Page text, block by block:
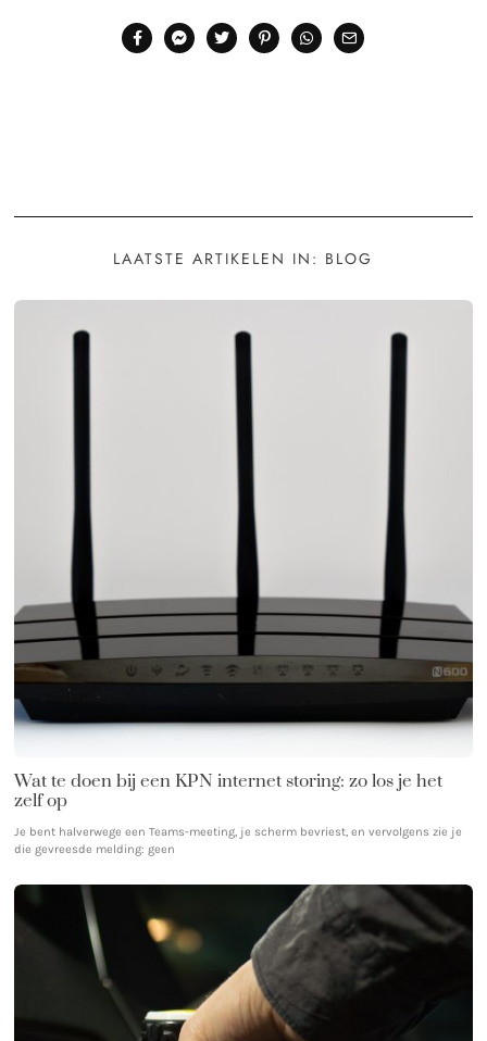
LAATSTE ARTIKELEN IN: BLOG
Wat te doen bij een KPN internet storing: zo los je het
zelf op
Je bent halverwege een Teams-meeting, je scherm bevriest, en vervolgens zie je
die gevreesde melding: geen